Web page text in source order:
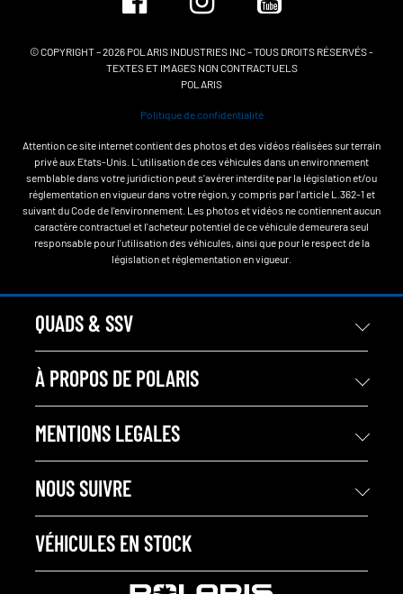
© COPYRIGHT – 2026 POLARIS INDUSTRIES INC – TOUS DROITS RÉSERVÉS -
TEXTES ET IMAGES NON CONTRACTUELS
POLARIS
Politique de confidentialité
Attention ce site internet contient des photos et des vidéos réalisées sur terrain
privé aux Etats-Unis. L'utilisation de ces véhicules dans un environnement
semblable dans votre juridiction peut s'avérer interdite par la législation et/ou
réglementation en vigueur dans votre région, y compris par l'article L.362-1 et
suivant du Code de l'environnement. Les photos et vidéos ne contiennent aucun
caractère contractuel et l'acheteur potentiel de ce véhicule demeurera seul
responsable pour l'utilisation des véhicules, ainsi que pour le respect de la
législation et réglementation en vigueur.
QUADS & SSV
À PROPOS DE POLARIS
MENTIONS LEGALES
NOUS SUIVRE
VÉHICULES EN STOCK